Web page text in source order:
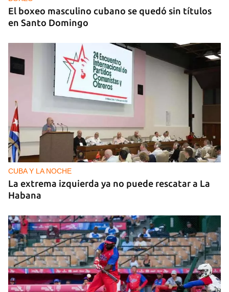
El boxeo masculino cubano se quedó sin títulos
en Santo Domingo
CUBA Y LA NOCHE
La extrema izquierda ya no puede rescatar a La
Habana